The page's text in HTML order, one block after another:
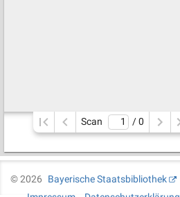
Scan / 0
©2026
Bayerische Staatsbibliothek